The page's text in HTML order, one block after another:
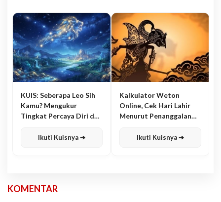
KUIS: Seberapa Leo Sih
Kamu? Mengukur
Tingkat Percaya Diri dan
Ikuti Kuisnya ➔
Kalkulator Weton
Online, Cek Hari Lahir
Menurut Penanggalan
Ikuti Kuisnya ➔
KOMENTAR